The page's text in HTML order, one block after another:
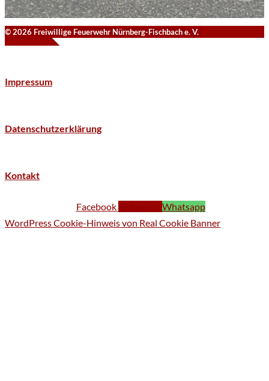
© 2026 Freiwillige Feuerwehr Nürnberg-Fischbach e. V.
Impressum
Datenschutzerklärung
Kontakt
Facebook
Whatsapp
WordPress Cookie-Hinweis von Real Cookie Banner